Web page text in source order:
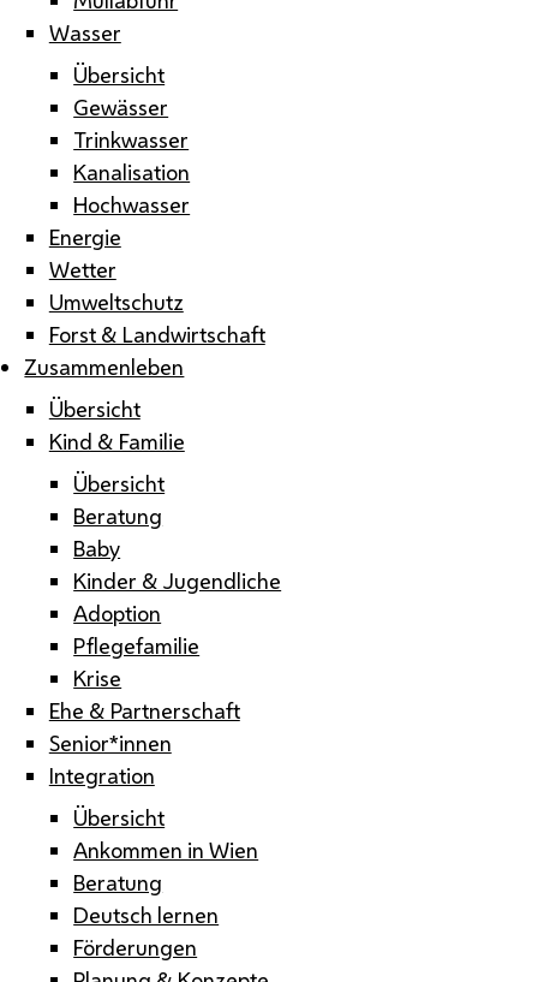
Wasser
Übersicht
Gewässer
Trinkwasser
Kanalisation
Hochwasser
Energie
Wetter
Umweltschutz
Forst & Landwirtschaft
Zusammenleben
Übersicht
Kind & Familie
Übersicht
Beratung
Baby
Kinder & Jugendliche
Adoption
Pflegefamilie
Krise
Ehe & Partnerschaft
Senior*innen
Integration
Übersicht
Ankommen in Wien
Beratung
Deutsch lernen
Förderungen